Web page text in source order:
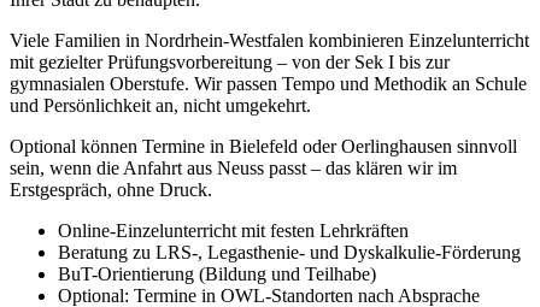
Viele Familien in Nordrhein-Westfalen kombinieren Einzelunterricht
mit gezielter Prüfungsvorbereitung – von der Sek I bis zur
gymnasialen Oberstufe. Wir passen Tempo und Methodik an Schule
und Persönlichkeit an, nicht umgekehrt.
Optional können Termine in Bielefeld oder Oerlinghausen sinnvoll
sein, wenn die Anfahrt aus Neuss passt – das klären wir im
Erstgespräch, ohne Druck.
Online-Einzelunterricht mit festen Lehrkräften
Beratung zu LRS-, Legasthenie- und Dyskalkulie-Förderung
BuT-Orientierung (Bildung und Teilhabe)
Optional: Termine in OWL-Standorten nach Absprache